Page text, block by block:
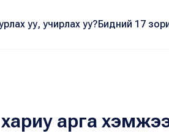
уу, учирлах уу?Бидний 17
арга